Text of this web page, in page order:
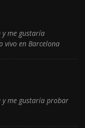
me gustaría
vivo en Barcelona
y me gustaría probar